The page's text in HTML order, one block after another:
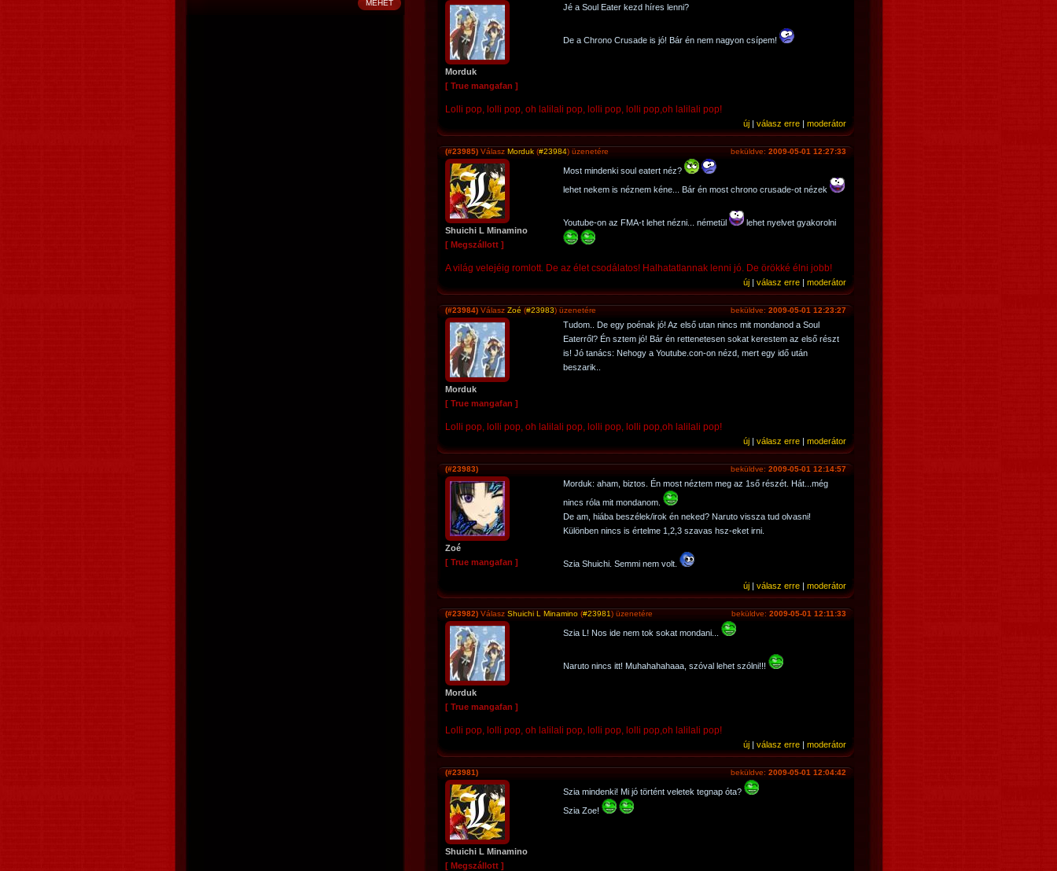
Morduk
[ True mangafan ]
Jé a Soul Eater kezd híres lenni?
De a Chrono Crusade is jó! Bár én nem nagyon csípem!
Lolli pop, lolli pop, oh lalilali pop, lolli pop, lolli pop,oh lalilali pop!
új | válasz erre | moderátor
beküldve: 2009-05-01 12:27:33
(#23985) Válasz Morduk (#23984) üzenetére
Shuichi L Minamino
[ Megszállott ]
Most mindenki soul eatert néz?
lehet nekem is néznem kéne... Bár én most chrono crusade-ot nézek
Youtube-on az FMA-t lehet nézni... németül lehet nyelvet gyakorolni
A világ velejéig romlott. De az élet csodálatos! Halhatatlannak lenni jó. De örökké élni jobb!
új | válasz erre | moderátor
beküldve: 2009-05-01 12:23:27
(#23984) Válasz Zoé (#23983) üzenetére
Morduk
[ True mangafan ]
Tudom.. De egy poénak jó! Az első utan nincs mit mondanod a Soul
Eaterről? Én sztem jó! Bár én rettenetesen sokat kerestem az első részt
is! Jó tanács: Nehogy a Youtube.con-on nézd, mert egy idő után
beszarik..
Lolli pop, lolli pop, oh lalilali pop, lolli pop, lolli pop,oh lalilali pop!
új | válasz erre | moderátor
beküldve: 2009-05-01 12:14:57
(#23983)
Zoé
[ True mangafan ]
Morduk: aham, biztos. Én most néztem meg az 1ső részét. Hát...még
nincs róla mit mondanom.
De am, hiába beszélek/irok én neked? Naruto vissza tud olvasni!
Különben nincs is értelme 1,2,3 szavas hsz-eket irni.
Szia Shuichi. Semmi nem volt.
új | válasz erre | moderátor
beküldve: 2009-05-01 12:11:33
(#23982) Válasz Shuichi L Minamino (#23981) üzenetére
Morduk
[ True mangafan ]
Szia L! Nos ide nem tok sokat mondani...
Naruto nincs itt! Muhahahahaaa, szóval lehet szólni!!!
Lolli pop, lolli pop, oh lalilali pop, lolli pop, lolli pop,oh lalilali pop!
új | válasz erre | moderátor
beküldve: 2009-05-01 12:04:42
(#23981)
Shuichi L Minamino
[ Megszállott ]
Szia mindenki! Mi jó történt veletek tegnap óta?
Szia Zoe!